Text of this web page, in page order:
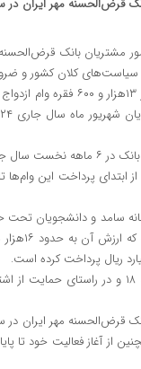
مشتریان بانک
سیاست‌های کلان کشور و
وام در